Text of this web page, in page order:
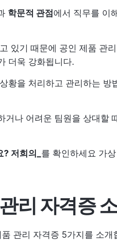
학문적 관점 에서 직무를 이
있기 때문에 공인 제품 관
더욱 강화됩니다.
황을 처리하고 관리하는 방
거나 어려운 팀원을 상대할
저희의_ 를 확인하세요 가
리 자격증
관리 자격증 5가지를 소개